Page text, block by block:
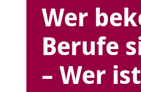
Wer
Berufe
– Wer